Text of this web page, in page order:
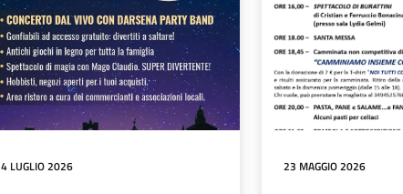
4 LUGLIO 2026 23 MAGGIO 2026